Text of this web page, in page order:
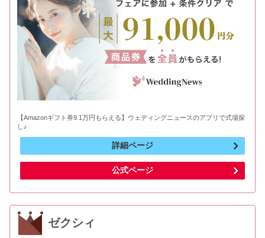
【Amazonギフト券9.1万円もらえる】ウェディングニュースのアプリで式場探
し♪
詳細ページ
公式ページ
ゼクシィ